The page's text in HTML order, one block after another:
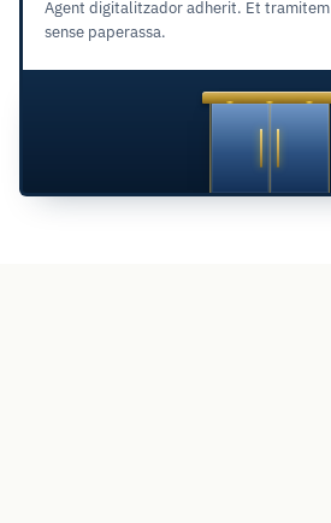
Agent digitalitzador adherit. Et
sense paperassa.